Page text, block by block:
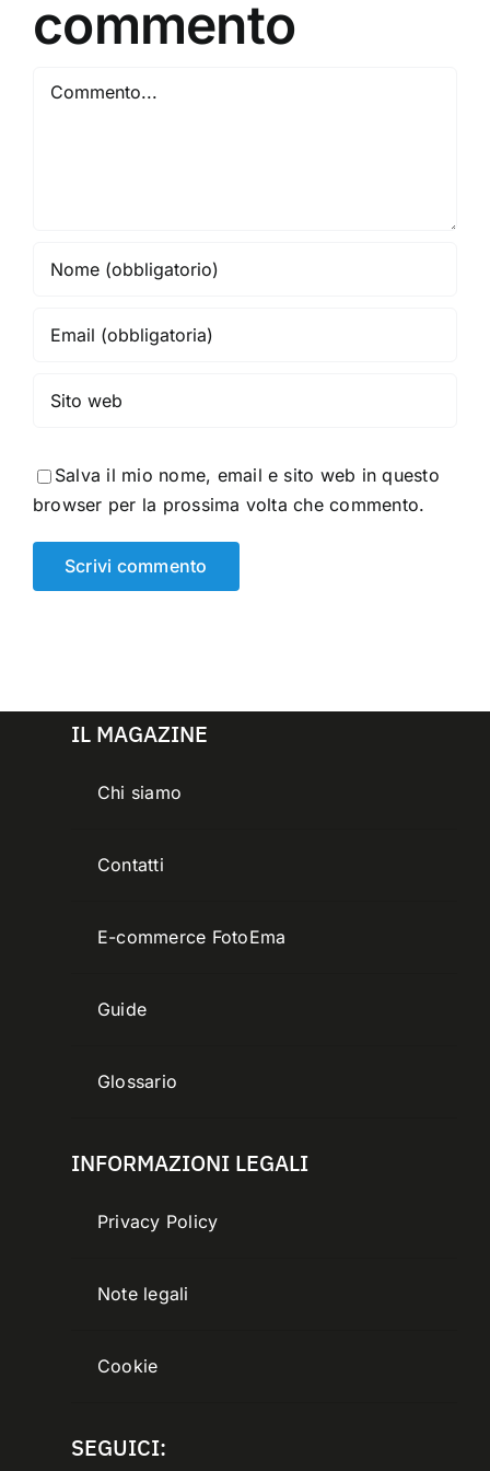
commento
Salva il mio nome, email e sito web in questo
browser per la prossima volta che commento.
IL MAGAZINE
Chi siamo
Contatti
E-commerce FotoEma
Guide
Glossario
INFORMAZIONI LEGALI
Privacy Policy
Note legali
Cookie
SEGUICI: